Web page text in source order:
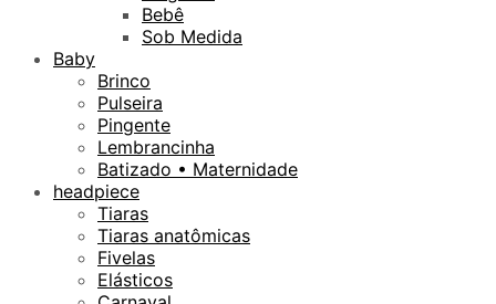
Bebê
Sob Medida
Baby
Brinco
Pulseira
Pingente
Lembrancinha
Batizado • Maternidade
headpiece
Tiaras
Tiaras anatômicas
Fivelas
Elásticos